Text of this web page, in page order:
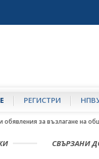
РЕГИСТРИ
обявления за възлагане на
СВЪРЗАНИ